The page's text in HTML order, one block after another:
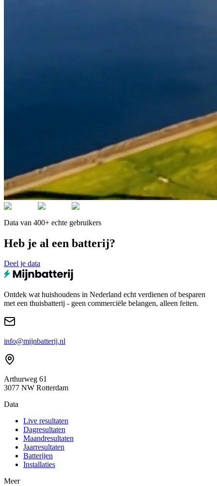
Data van 400+ echte gebruikers
Heb je al een batterij?
Deel je data
Ontdek wat huishoudens in Nederland echt verdienen of besparen
met een thuisbatterij - geen commerciële belangen, alleen feiten.
info@mijnbatterij.nl
Arthurweg 61
3077 NW Rotterdam
Data
Live resultaten
Dagresultaten
Maandresultaten
Jaarresultaten
Batterijen
Installaties
Meer